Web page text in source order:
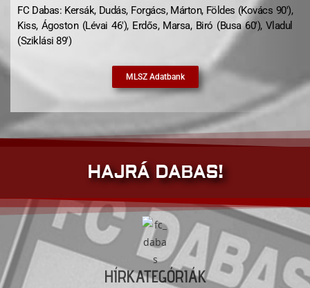
FC Dabas: Kersák, Dudás, Forgács, Márton, Földes (Kovács 90′),
Kiss, Ágoston (Lévai 46′), Erdős, Marsa, Biró (Busa 60′), Vladul
(Sziklási 89′)
MLSZ Adatbank
HAJRÁ DABAS!
HÍRKATEGÓRIÁK